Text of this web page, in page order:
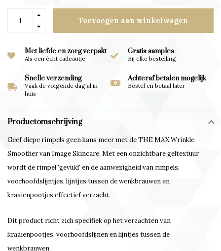
Toevoegen aan winkelwagen
Met liefde en zorg verpakt
Als een écht cadeautje
Gratis samples
Bij elke bestelling
Snelle verzending
Vaak de volgende dag al in
huis
Achteraf betalen mogelijk
Bestel en betaal later
Productomschrijving
Geef diepe rimpels geen kans meer met de THE MAX Wrinkle
Smoother van Image Skincare. Met een onzichtbare geltextuur
wordt de rimpel 'gevuld' en de aanwezigheid van rimpels,
voorhoofdslijntjes, lijntjes tussen de wenkbrauwen en
kraaienpootjes effectief verzacht.
Dit product richt zich specifiek op het verzachten van
kraaienpootjes, voorhoofdslijnen en lijntjes tussen de
wenkbrauwen.